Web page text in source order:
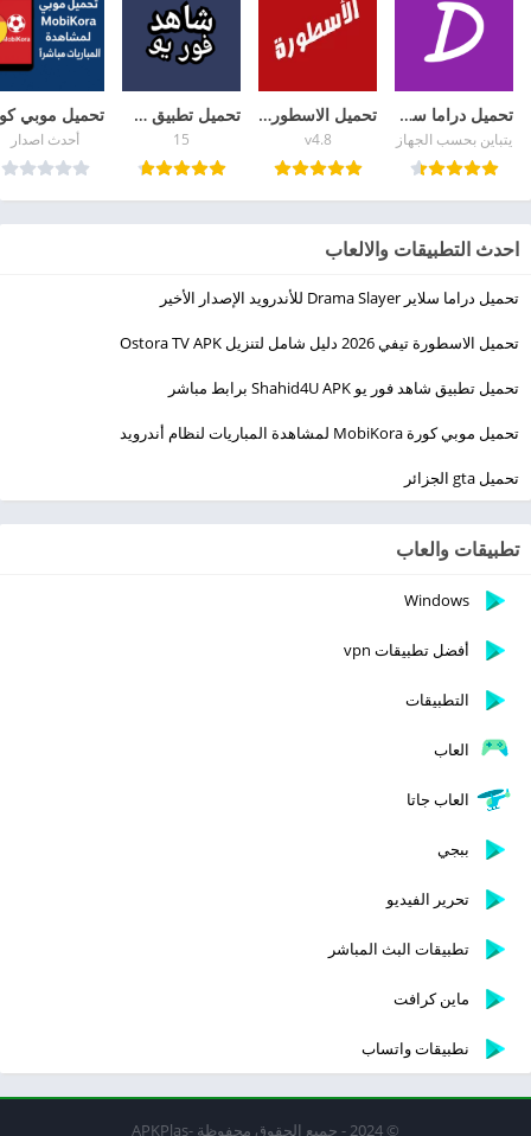
تحميل دراما سلاير Drama Slayer للأندرويد الإصدار الأخير
يتباين بحسب الجهاز
تحميل الاسطورة تيفي 2026 دليل شامل لتنزيل Ostora TV APK
v4.8
تحميل تطبيق شاهد فور يو Shahid4U APK برابط مباشر
15 أحدث اصدار
احدث التطبيقات والالعاب
تحميل دراما سلاير Drama Slayer للأندرويد الإصدار الأخير
تحميل الاسطورة تيفي 2026 دليل شامل لتنزيل Ostora TV APK
تحميل تطبيق شاهد فور يو Shahid4U APK برابط مباشر
تحميل موبي كورة MobiKora لمشاهدة المباريات لنظام أندرويد
تحميل gta الجزائر
تطبيقات والعاب
Windows
أفضل تطبيقات vpn
التطبيقات
العاب
العاب جاتا
ببجي
تحرير الفيديو
تطبيقات البث المباشر
ماين كرافت
نطبيقات واتساب
© 2024 - جميع الحقوق محفوظة -APKPlas